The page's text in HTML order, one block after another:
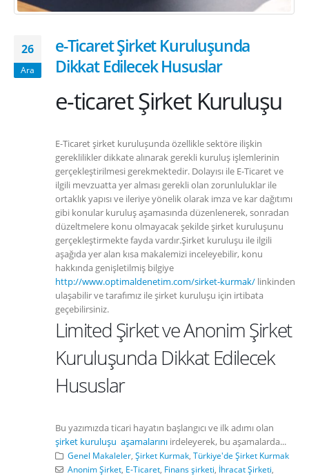
26
Ara
e-Ticaret Şirket Kuruluşunda
Dikkat Edilecek Hususlar
e-ticaret Şirket Kuruluşu
E-Ticaret şirket kuruluşunda özellikle sektöre ilişkin
gereklilikler dikkate alınarak gerekli kuruluş işlemlerinin
gerçekleştirilmesi gerekmektedir. Dolayısı ile E-Ticaret ve
ilgili mevzuatta yer alması gerekli olan zorunluluklar ile
ortaklık yapısı ve ileriye yönelik olarak imza ve kar dağıtımı
gibi konular kuruluş aşamasında düzenlenerek, sonradan
düzeltmelere konu olmayacak şekilde şirket kuruluşunu
gerçekleştirmekte fayda vardır.Şirket kuruluşu ile ilgili
aşağıda yer alan kısa makalemizi inceleyebilir, konu
hakkında genişletilmiş bilgiye
http://www.optimaldenetim.com/sirket-kurmak/ linkinden
ulaşabilir ve tarafımız ile şirket kuruluşu için irtibata
geçebilirsiniz.
Limited Şirket ve Anonim Şirket
Kuruluşunda Dikkat Edilecek
Hususlar
Bu yazımızda ticari hayatın başlangıcı ve ilk adımı olan
şirket kuruluşu aşamalarını irdeleyerek, bu aşamalarda...
Genel Makaleler, Şirket Kurmak, Türkiye'de Şirket Kurmak
Anonim Şirket, E-Ticaret, Finans şirketi, İhracat Şirketi,